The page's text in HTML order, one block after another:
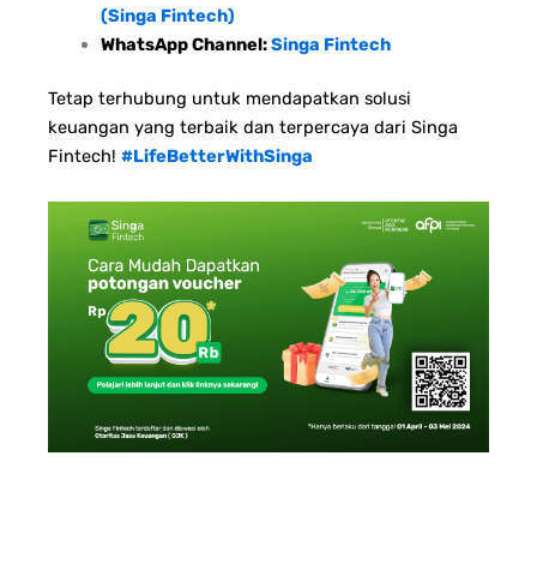
(Singa Fintech)
WhatsApp Channel:Singa Fintech
Tetap terhubung untuk mendapatkan solusi
keuangan yang terbaik dan terpercaya dari Singa
Fintech! #LifeBetterWithSinga